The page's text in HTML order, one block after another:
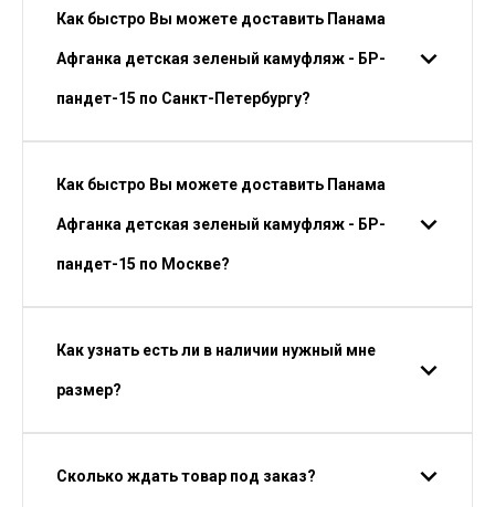
Как быстро Вы можете доставить Панама
Афганка детская зеленый камуфляж - БР-
пандет-15 по Санкт-Петербургу?
Как быстро Вы можете доставить Панама
Афганка детская зеленый камуфляж - БР-
пандет-15 по Москве?
Как узнать есть ли в наличии нужный мне
размер?
Сколько ждать товар под заказ?